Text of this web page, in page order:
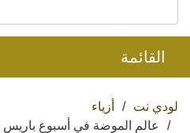
القائمة
لودي نت
أزياء
عالم الموضة في أسبوع باريس